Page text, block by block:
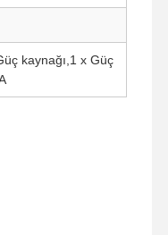
kaynağı,1 x Güç